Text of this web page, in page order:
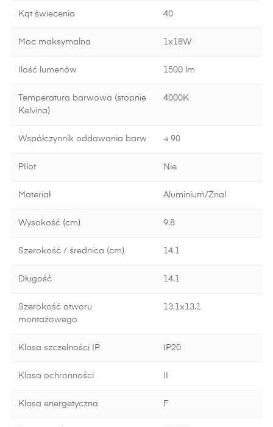
Kąt świecenia 40
Moc maksymalna 1x18W
Ilość lumenów 1500 lm
Temperatura barwowa (stopnie
Kelvina)
4000K
Współczynnik oddawania barw ≥ 90
PIlot Nie
Materiał Aluminium/Znal
Wysokość (cm) 9.8
Szerokość / średnica (cm) 14.1
Długość 14.1
Szerokość otworu
montażowego
13.1x13.1
Klasa szczelności IP IP20
Klasa ochronności
Klasa energetyczna F